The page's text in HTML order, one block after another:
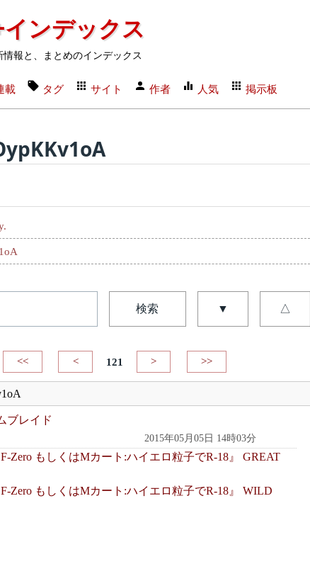
インデックス
報と、まとめのインデックス
載 タグ サイト 作者 人気 掲示板
検索 ▼ △
<< < 121 > >>
ブレイド
2015年05月05日 14時03分
F-Zero もしくはMカート:ハイエロ粒子でR-18』 GREAT
F-Zero もしくはMカート:ハイエロ粒子でR-18』 WILD